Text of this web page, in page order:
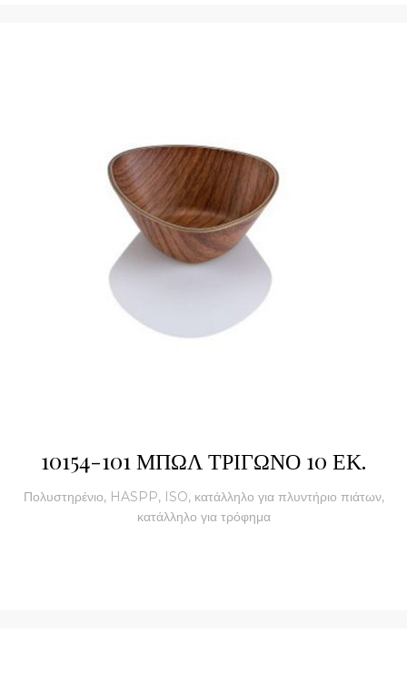
10154-101 ΜΠΩΛ ΤΡΙΓΩΝΟ 10 ΕΚ.
Πολυστηρένιο, HASPP, ISO, κατάλληλο για πλυντήριο πιάτων,
κατάλληλο για τρόφημα